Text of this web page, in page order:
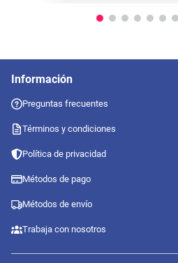
Información
Preguntas frecuentes
Términos y condiciones
Política de privacidad
Métodos de pago
Métodos de envío
Trabaja con nosotros